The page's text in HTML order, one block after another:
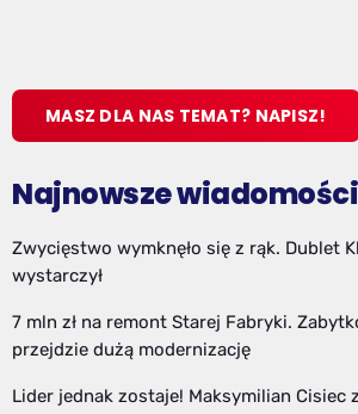
MASZ DLA NAS TEMAT? NAPISZ!
Najnowsze wiadomości
Zwycięstwo wymknęło się z rąk. Dublet
wystarczył
7 mln zł na remont Starej Fabryki.
przejdzie dużą modernizację
Lider jednak zostaje! Maksymilian Cisiec